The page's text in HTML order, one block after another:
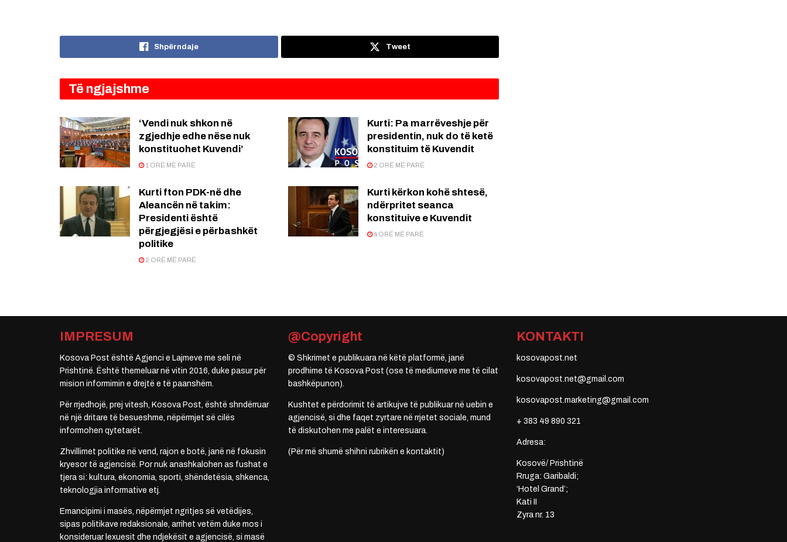
Shpërndaje Tweet
Të ngjajshme
‘Vendi nuk shkon në
zgjedhje edhe nëse nuk
konstituohet Kuvendi’
1 ORË MË PARË
Kurti: Pa marrëveshje për
presidentin, nuk do të ketë
konstituim të Kuvendit
2 ORË MË PARË
Kurti fton PDK-në dhe
Aleancën në takim:
Presidenti është
përgjegjësi e përbashkët
politike
2 ORË MË PARË
Kurti kërkon kohë shtesë,
ndërpritet seanca
konstituive e Kuvendit
4 ORË MË PARË
IMPRESUM
Kosova Post është Agjenci e Lajmeve me seli në
Prishtinë. Është themeluar në vitin 2016, duke pasur për
mision informimin e drejtë e të paanshëm.
Për rrjedhojë, prej vitesh, Kosova Post, është shndërruar
në një dritare të besueshme, nëpërmjet së cilës
informohen qytetarët.
Zhvillimet politike në vend, rajon e botë, janë në fokusin
kryesor të agjencisë. Por nuk anashkalohen as fushat e
tjera si: kultura, ekonomia, sporti, shëndetësia, shkenca,
teknologjia informative etj.
Emancipimi i masës, nëpërmjet ngritjes së vetëdijes,
sipas politikave redaksionale, arrihet vetëm duke mos i
konsideruar lexuesit dhe ndjekësit e agjencisë, si masë
@Copyright
© Shkrimet e publikuara në këtë platformë, janë
prodhime të Kosova Post (ose të mediumeve me të cilat
bashkëpunon).
Kushtet e përdorimit të artikujve të publikuar në uebin e
agjencisë, si dhe faqet zyrtare në rrjetet sociale, mund
të diskutohen me palët e interesuara.
(Për më shumë shihni rubrikën e kontaktit)
KONTAKTI
kosovapost.net
kosovapost.net@gmail.com
kosovapost.marketing@gmail.com
+ 383 49 890 321
Adresa:
Kosovë/ Prishtinë
Rruga: Garibaldi;
‘Hotel Grand’;
Kati II
Zyra nr. 13